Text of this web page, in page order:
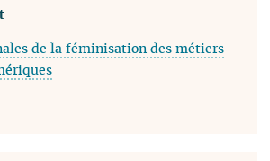
de la féminisation des métiers